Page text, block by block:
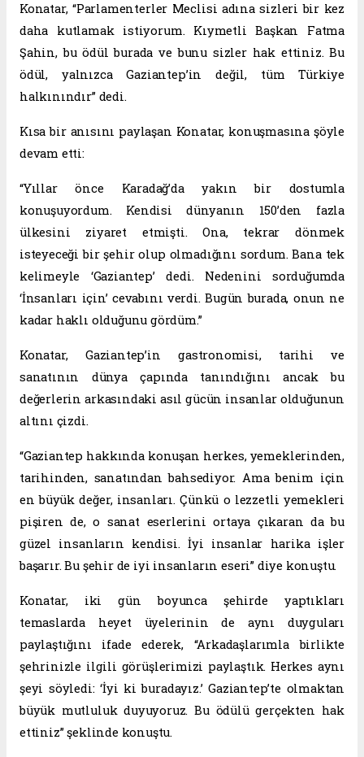
Konatar, “Parlamenterler Meclisi adına sizleri bir kez
daha kutlamak istiyorum. Kıymetli Başkan Fatma
Şahin, bu ödül burada ve bunu sizler hak ettiniz. Bu
ödül, yalnızca Gaziantep’in değil, tüm Türkiye
halkınındır” dedi.
Kısa bir anısını paylaşan Konatar, konuşmasına şöyle
devam etti:
“Yıllar önce Karadağ’da yakın bir dostumla
konuşuyordum. Kendisi dünyanın 150’den fazla
ülkesini ziyaret etmişti. Ona, tekrar dönmek
isteyeceği bir şehir olup olmadığını sordum. Bana tek
kelimeyle ‘Gaziantep’ dedi. Nedenini sorduğumda
‘İnsanları için’ cevabını verdi. Bugün burada, onun ne
kadar haklı olduğunu gördüm.”
Konatar, Gaziantep’in gastronomisi, tarihi ve
sanatının dünya çapında tanındığını ancak bu
değerlerin arkasındaki asıl gücün insanlar olduğunun
altını çizdi.
“Gaziantep hakkında konuşan herkes, yemeklerinden,
tarihinden, sanatından bahsediyor. Ama benim için
en büyük değer, insanları. Çünkü o lezzetli yemekleri
pişiren de, o sanat eserlerini ortaya çıkaran da bu
güzel insanların kendisi. İyi insanlar harika işler
başarır. Bu şehir de iyi insanların eseri” diye konuştu.
Konatar, iki gün boyunca şehirde yaptıkları
temaslarda heyet üyelerinin de aynı duyguları
paylaştığını ifade ederek, “Arkadaşlarımla birlikte
şehrinizle ilgili görüşlerimizi paylaştık. Herkes aynı
şeyi söyledi: ‘İyi ki buradayız.’ Gaziantep’te olmaktan
büyük mutluluk duyuyoruz. Bu ödülü gerçekten hak
ettiniz” şeklinde konuştu.